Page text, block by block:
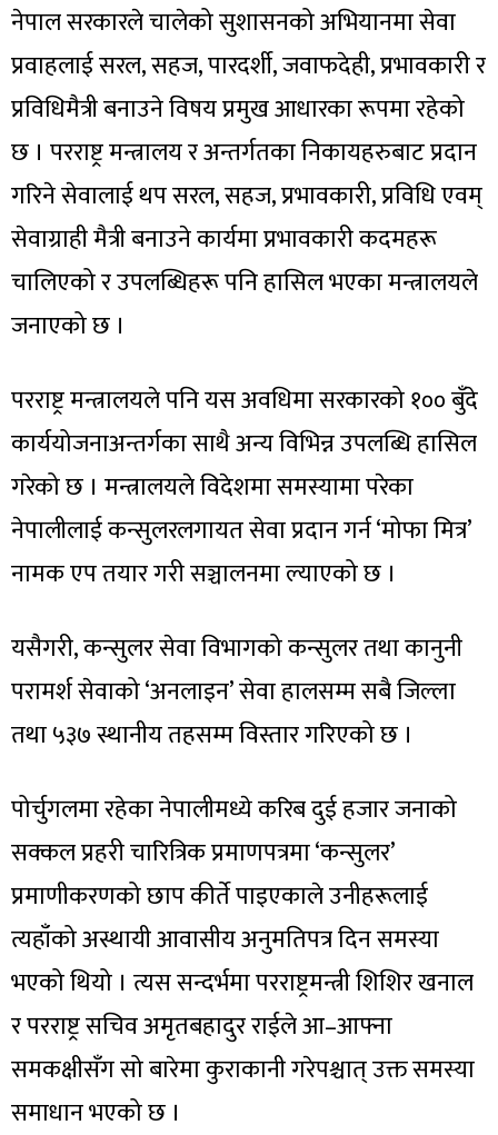
नेपाल सरकारले चालेको सुशासनको अभियानमा सेवा
प्रवाहलाई सरल, सहज, पारदर्शी, जवाफदेही, प्रभावकारी र
प्रविधिमैत्री बनाउने विषय प्रमुख आधारका रूपमा रहेको
छ । परराष्ट्र मन्त्रालय र अन्तर्गतका निकायहरुबाट प्रदान
गरिने सेवालाई थप सरल, सहज, प्रभावकारी, प्रविधि एवम्
सेवाग्राही मैत्री बनाउने कार्यमा प्रभावकारी कदमहरू
चालिएको र उपलब्धिहरू पनि हासिल भएका मन्त्रालयले
जनाएको छ ।
परराष्ट्र मन्त्रालयले पनि यस अवधिमा सरकारको १०० बुँदे
कार्ययोजनाअन्तर्गका साथै अन्य विभिन्न उपलब्धि हासिल
गरेको छ । मन्त्रालयले विदेशमा समस्यामा परेका
नेपालीलाई कन्सुलरलगायत सेवा प्रदान गर्न ‘मोफा मित्र’
नामक एप तयार गरी सञ्चालनमा ल्याएको छ ।
यसैगरी, कन्सुलर सेवा विभागको कन्सुलर तथा कानुनी
परामर्श सेवाको ‘अनलाइन’ सेवा हालसम्म सबै जिल्ला
तथा ५३७ स्थानीय तहसम्म विस्तार गरिएको छ ।
पोर्चुगलमा रहेका नेपालीमध्ये करिब दुई हजार जनाको
सक्कल प्रहरी चारित्रिक प्रमाणपत्रमा ‘कन्सुलर’
प्रमाणीकरणको छाप कीर्ते पाइएकाले उनीहरूलाई
त्यहाँको अस्थायी आवासीय अनुमतिपत्र दिन समस्या
भएको थियो । त्यस सन्दर्भमा परराष्ट्रमन्त्री शिशिर खनाल
र परराष्ट्र सचिव अमृतबहादुर राईले आ–आफ्ना
समकक्षीसँग सो बारेमा कुराकानी गरेपश्चात् उक्त समस्या
समाधान भएको छ ।